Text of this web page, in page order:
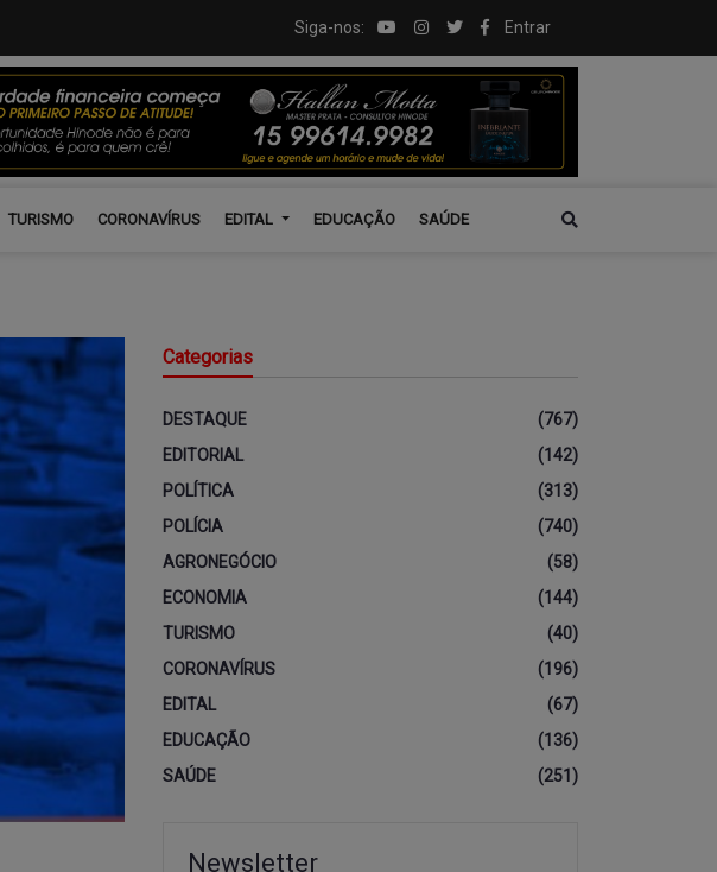
Siga-nos: Entrar
TURISMO CORONAVÍRUS EDITAL EDUCAÇÃO SAÚDE
Categorias
DESTAQUE
(767)
EDITORIAL
(142)
POLÍTICA
(313)
POLÍCIA
(740)
AGRONEGÓCIO
(58)
ECONOMIA
(144)
TURISMO
(40)
CORONAVÍRUS
(196)
EDITAL
(67)
EDUCAÇÃO
(136)
SAÚDE
(251)
Newsletter